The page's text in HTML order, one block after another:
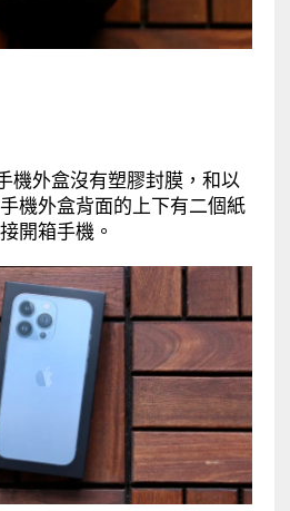
機外盒沒有塑膠封膜，和以
機外盒背面的上下有二個紙
開箱手機。